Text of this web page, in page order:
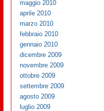
maggio 2010
aprile 2010
marzo 2010
febbraio 2010
gennaio 2010
dicembre 2009
novembre 2009
ottobre 2009
settembre 2009
agosto 2009
luglio 2009